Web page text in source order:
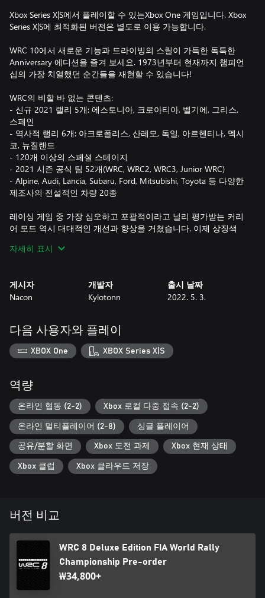
Xbox Series X|S에서 플레이할 수 있는Xbox One 게임입니다. Xbox
Series X|S에 최적화된 버전은 별도로 이용 가능합니다.
WRC 10에서 새로운 기능과 드라이빙의 스릴이 가득한 독특한
Anniversary 에디션을 즐겨 보세요. 1973년부터 현재까지 챔피언
십의 가장 치열했던 순간들을 재현할 수 있습니다!
WRC의 비할 바 없는 콘텐츠:
- 신규 2021 랠리 5개: 에스토니아, 크로아티아, 벨기에, 그리스,
스페인
- 역사적 랠리 6개: 아크로폴리스, 산레모, 독일, 아르헨티나, 멕시
코, 뉴질랜드
- 120개 이상의 스페셜 스테이지
- 2021 시즌 공식 팀 52개(WRC, WRC2, WRC3, Junior WRC)
- Alpine, Audi, Lancia, Subaru, Ford, Mitsubishi, Toyota 등 다양한
제조사의 전설적인 차량 20종
레이싱 게임 중 가장 심오하고 포괄적이라고 널리 평가받는 커리
어 모드 역시 대대적인 개선과 향상을 거쳤습니다. 이제 상징색
할 수 있는 기능이 제공됩니다!
터보, 모든 노면에서의 제동 관리 기능을 개선하여 주행 경험을
한층 더 향상시켰습니다. 몰입감을 강화하기 위하여 음향 디자인
맹렬한 e스포츠 경쟁, 일일 및 주간 도전과제, 나만의 대회를 생성
할 수 있는 클럽까지, 어떤 드라이버라도 자신의 수준에 맞는 도
전을 통해 커뮤니티와 실력을 겨뤄볼 수 있습니다.
자세히 표시
게시자
Nacon
개발자
Kylotonn
출시 날짜
2022. 5. 3.
다음 사용자와 플레이
XBOX One XBOX Series X|S
역량
온라인 협동 (2-2) Xbox 로컬 다중 접속 (2-2)
온라인 멀티플레이어 (2-8) 싱글 플레이어
공유/분할 화면 Xbox 도전 과제 Xbox 현재 상태
Xbox 클럽 Xbox 클라우드 저장
버전 비교
WRC 8 Deluxe Edition FIA World Rally
Championship Pre-order
₩34,800+